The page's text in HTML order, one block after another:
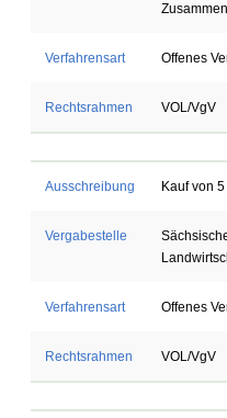
Verfahrensart Offenes
Rechtsrahmen VOL/VgV
Ausschreibung Kauf von
Vergabestelle
Verfahrensart Offenes
Rechtsrahmen VOL/VgV